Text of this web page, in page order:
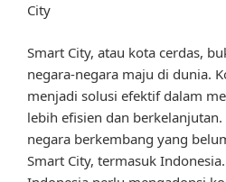
City
Smart City, atau kota cerdas,
negara-negara maju di dunia.
menjadi solusi efektif dalam
lebih efisien dan
negara berkembang yang
Smart City, termasuk